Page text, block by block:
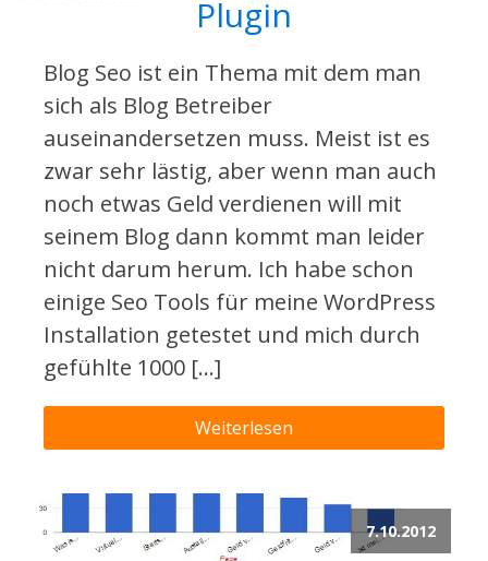
Plugin
Blog Seo ist ein Thema mit dem man
sich als Blog Betreiber
auseinandersetzen muss. Meist ist es
zwar sehr lästig, aber wenn man auch
noch etwas Geld verdienen will mit
seinem Blog dann kommt man leider
nicht darum herum. Ich habe schon
einige Seo Tools für meine WordPress
Installation getestet und mich durch
gefühlte 1000 […]
Weiterlesen
7.10.2012